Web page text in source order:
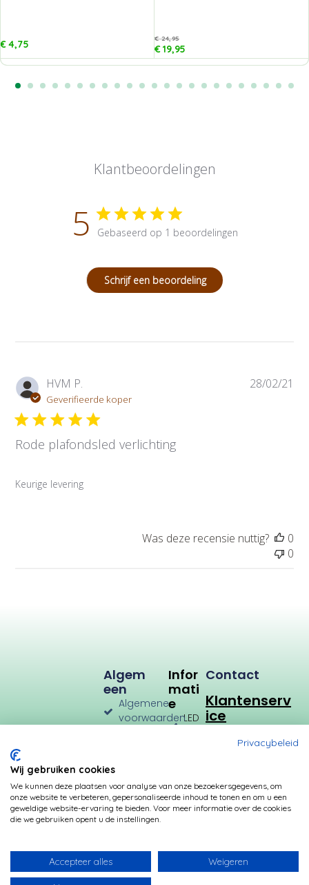
€4,75
€24,95
€19,95
Klantbeoordelingen
5 Gebaseerd op 1 beoordelingen
Schrijf een beoordeling
HVM P.
Geverifieerde koper
Rode plafondsled verlichting
Keurige levering
d
a
28/02/21
Was deze recensie nuttig?
0
0
Infor
Mati
E
LED
Verbruik
Kleurtemperatuur
Algem
Een
Algemene
voorwaarden
Privacybeleid
Betalingsmogelijkheden
Contact
Klantenserv
ice
Privacybeleid
Wij gebruiken cookies
We kunnen deze plaatsen voor analyse van onze bezoekersgegevens, om
onze website te verbeteren, gepersonaliseerde inhoud te tonen en om u een
geweldige website-ervaring te bieden. Voor meer informatie over de cookies
die we gebruiken opent u de instellingen.
Accepteer alles Weigeren